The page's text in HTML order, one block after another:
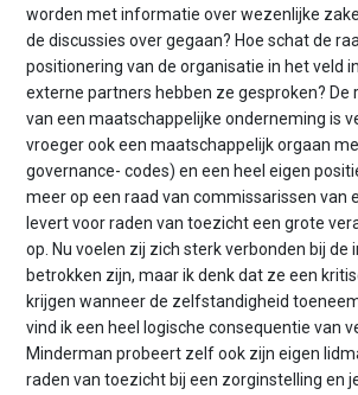
worden met informatie over wezenlijke
de discussies over gegaan? Hoe schat de
positionering van de organisatie in het veld
externe partners hebben ze gesproken? De
van een maatschappelijke onderneming is
vroeger ook een maatschappelijk orgaan
governance- codes) en een heel eigen
meer op een raad van commissarissen van
levert voor raden van toezicht een grote
op. Nu voelen zij zich sterk verbonden bij de
betrokken zijn, maar ik denk dat ze een
krijgen wanneer de zelfstandigheid
vind ik een heel logische consequentie van
Minderman probeert zelf ook zijn eigen
raden van toezicht bij een zorginstelling en